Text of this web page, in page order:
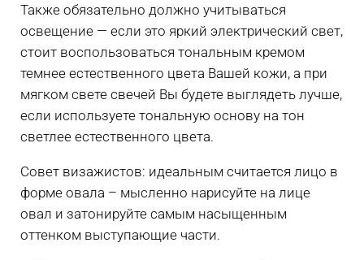
Также обязательно должно учитываться
освещение — если это яркий электрический свет,
стоит воспользоваться тональным кремом
темнее естественного цвета Вашей кожи, а при
мягком свете свечей Вы будете выглядеть лучше,
если используете тональную основу на тон
светлее естественного цвета.
Совет визажистов: идеальным считается лицо в
форме овала – мысленно нарисуйте на лице
овал и затонируйте самым насыщенным
оттенком выступающие части.